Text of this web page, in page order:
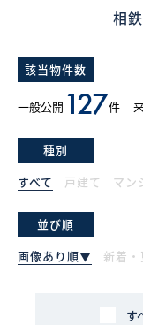
会社案内
お客様の声
お知らせ
採用情報
相
該当物件数
一般公開 127件
種別
すべて
戸建て マン
並び順
画像あり順▼
新着
す